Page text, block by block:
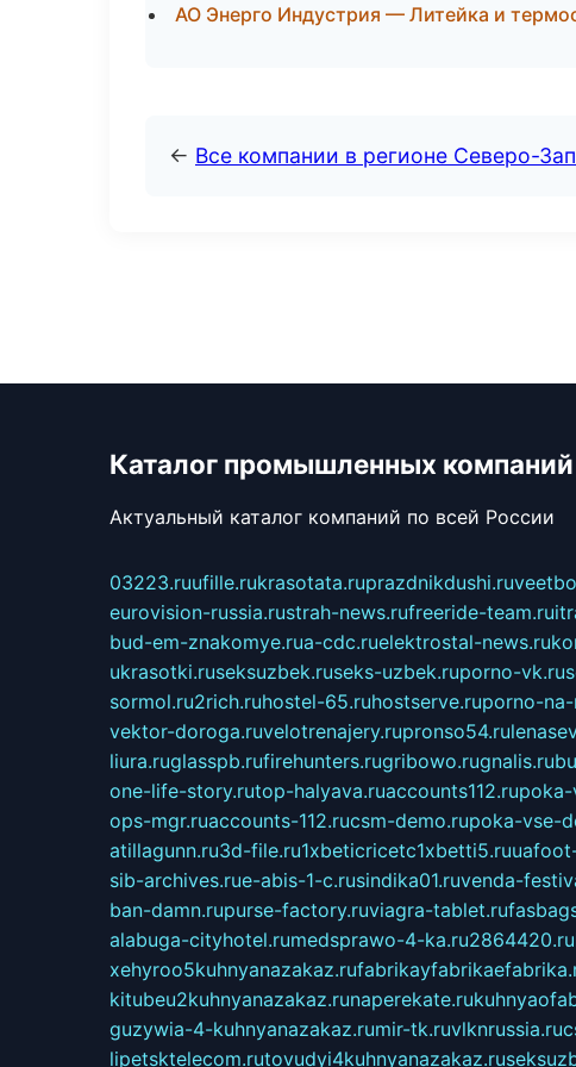
АО Энерго Индустрия — Литейка и
← Все компании в регионе Северо-
Каталог промышленных компаний
Актуальный каталог компаний по всей России
03223.ruufille.rukrasotata.ruprazdnikdushi.ru
eurovision-russia.rustrah-news.rufreeride-team.ru
bud-em-znakomye.rua-cdc.ruelektrostal-news.ru
ukrasotki.ruseksuzbek.ruseks-uzbek.ruporno-vk.ru
sormol.ru2rich.ruhostel-65.ruhostserve.ruporno-
vektor-doroga.ruvelotrenajery.rupronso54.ru
liura.ruglasspb.rufirehunters.rugribowo.rugnalis.ru
one-life-story.rutop-halyava.ruaccounts112.ru
ops-mgr.ruaccounts-112.rucsm-demo.rupoka-vse-
atillagunn.ru3d-file.ru1xbeticricetc1xbetti5.ru
sib-archives.rue-abis-1-c.rusindika01.ruvenda-
ban-damn.rupurse-factory.ruviagra-tablet.ru
alabuga-cityhotel.rumedsprawo-4-ka.ru2864420.ru
xehyroo5kuhnyanazakaz.ru
kitubeu2kuhnyanazakaz.runaperekate.ru
guzywia-4-kuhnyanazakaz.rumir-tk.ruvlknrussia.ru
lipetsktelecom.rutovudyi4kuhnyanazakaz.ru